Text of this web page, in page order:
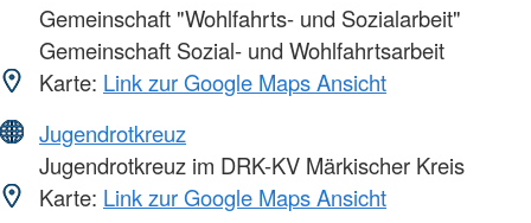
Gemeinschaft "Wohlfahrts- und Sozialarbeit"
Gemeinschaft Sozial- und Wohlfahrtsarbeit
Karte: Link zur Google Maps Ansicht
Jugendrotkreuz
Jugendrotkreuz im DRK-KV Märkischer Kreis
Karte: Link zur Google Maps Ansicht